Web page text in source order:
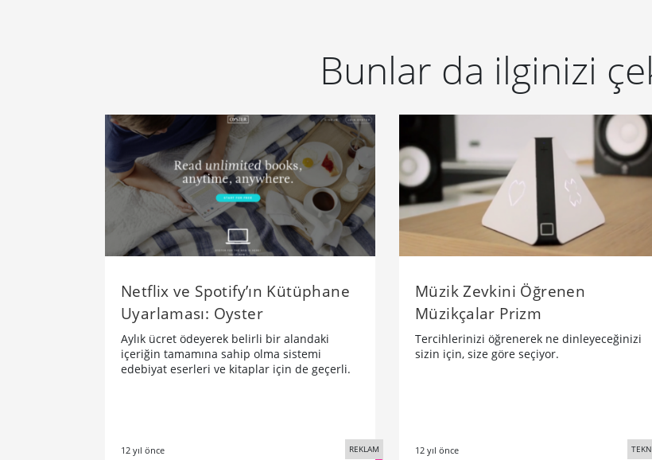
Bunlar da ilginizi
Netflix ve Spotify’ın Kütüphane
Uyarlaması: Oyster
Aylık ücret ödeyerek belirli bir alandaki
içeriğin tamamına sahip olma sistemi
edebiyat eserleri ve kitaplar için de geçerli.
12 yıl önce REKLAM
Müzik Zevkini Öğrenen
Müzikçalar Prizm
Tercihlerinizi öğrenerek ne dinleyeceğinizi
sizin için, size göre seçiyor.
12 yıl önce